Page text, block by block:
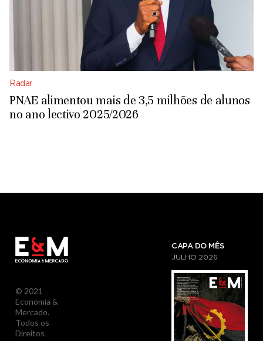
Radar
PNAE alimentou mais de 3,5 milhões de alunos
no ano lectivo 2025/2026
© 2021
Economia &
Mercado.
Todos os
Direitos
CAPA DO MÊS
JULHO 2026